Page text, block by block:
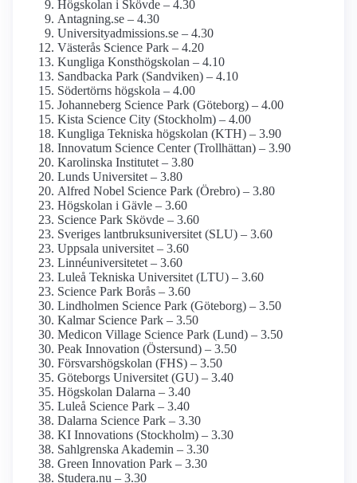
Högskolan i Skövde – 4.30
Antagning.se – 4.30
University­admissions.se – 4.30
Västerås Science Park – 4.20
Kungliga Konst­högskolan – 4.10
Sandbacka Park (Sandviken) – 4.10
Södertörns högskola – 4.00
Johanneberg Science Park (Göteborg) – 4.00
Kista Science City (Stockholm) – 4.00
Kungliga Tekniska högskolan (KTH) – 3.90
Innovatum Science Center (Trollhättan) – 3.90
Karolinska Institutet – 3.80
Lunds Universitet – 3.80
Alfred Nobel Science Park (Örebro) – 3.80
Högskolan i Gävle – 3.60
Science Park Skövde – 3.60
Sveriges lantbruks­universitet (SLU) – 3.60
Uppsala universitet – 3.60
Linné­universitetet – 3.60
Luleå Tekniska Universitet (LTU) – 3.60
Science Park Borås – 3.60
Lindholmen Science Park (Göteborg) – 3.50
Kalmar Science Park – 3.50
Medicon Village Science Park (Lund) – 3.50
Peak Innovation (Östersund) – 3.50
Försvars­högskolan (FHS) – 3.50
Göteborgs Universitet (GU) – 3.40
Högskolan Dalarna – 3.40
Luleå Science Park – 3.40
Dalarna Science Park – 3.30
KI Innovations (Stockholm) – 3.30
Sahlgrenska Akademin – 3.30
Green Innovation Park – 3.30
Studera.nu – 3.30